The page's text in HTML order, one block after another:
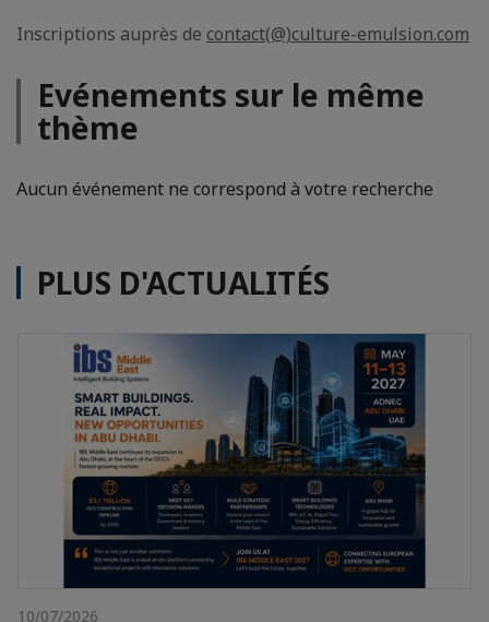
Inscriptions auprès de contact(@)culture-emulsion.com
Evénements sur le même
thème
Aucun événement ne correspond à votre recherche
PLUS D'ACTUALITÉS
10/07/2026